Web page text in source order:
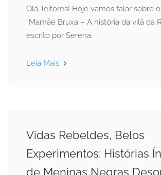
Olá, leitores! Hoje vamos falar sobre
“Mamãe Bruxa – A história da vilã da
escrito por Serena.
Leia Mais
Vidas Rebeldes, Belos
Experimentos: Histórias
de Meninas Negras